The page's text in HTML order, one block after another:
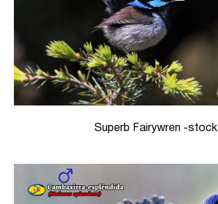
Superb Fairywren -stock